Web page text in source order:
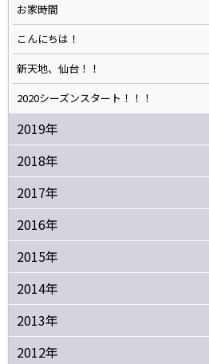
お家時間
こんにちは！
新天地、仙台！！
2020シーズンスタート！！！
2019年
2018年
2017年
2016年
2015年
2014年
2013年
2012年